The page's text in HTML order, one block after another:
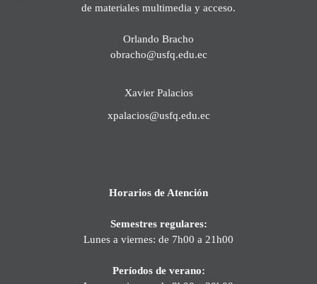
de materiales multimedia y acceso.
Orlando Bracho
obracho@usfq.edu.ec
Xavier Palacios
xpalacios@usfq.edu.ec
Horarios de Atención
Semestres regulares:
Lunes a viernes: de 7h00 a 21h00
Períodos de verano: